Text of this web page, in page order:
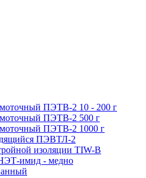
ПЭТВ-2 10 - 200 г
ПЭТВ-2 500 г
ПЭТВ-2 1000 г
ПЭВТЛ-2
изоляции TIW-B
имид - медно